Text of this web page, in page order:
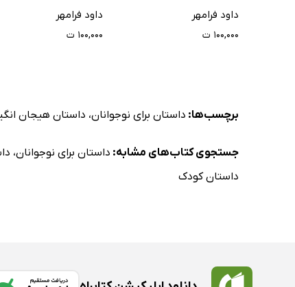
داود فرامهر
۱۰۰,۰۰۰ ت
داود فرامهر
۱۰۰,۰۰۰ ت
برچسب‌ها: داستان برای نوجوانان، داستان هیجان
جستجوی کتاب‌های مشابه: داستان برای نوجوانان،
داستان کودک